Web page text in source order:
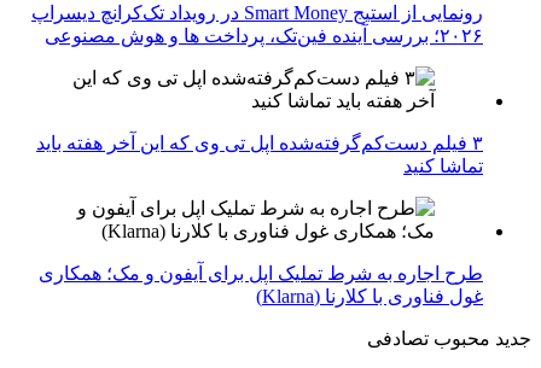
رونمایی از استیج Smart Money در رویداد تک‌کرانچ دیسراپ
۲۰۲۶؛ بررسی آینده فین‌تک، پرداخت‌ ها و هوش مصنوعی
۳ فیلم دست‌کم‌گرفته‌شده اپل تی وی که این آخر هفته باید
تماشا کنید
طرح اجاره به شرط تملیک اپل برای آیفون و مک؛ همکاری
غول فناوری با کلارنا (Klarna)
جدید محبوب تصادفی